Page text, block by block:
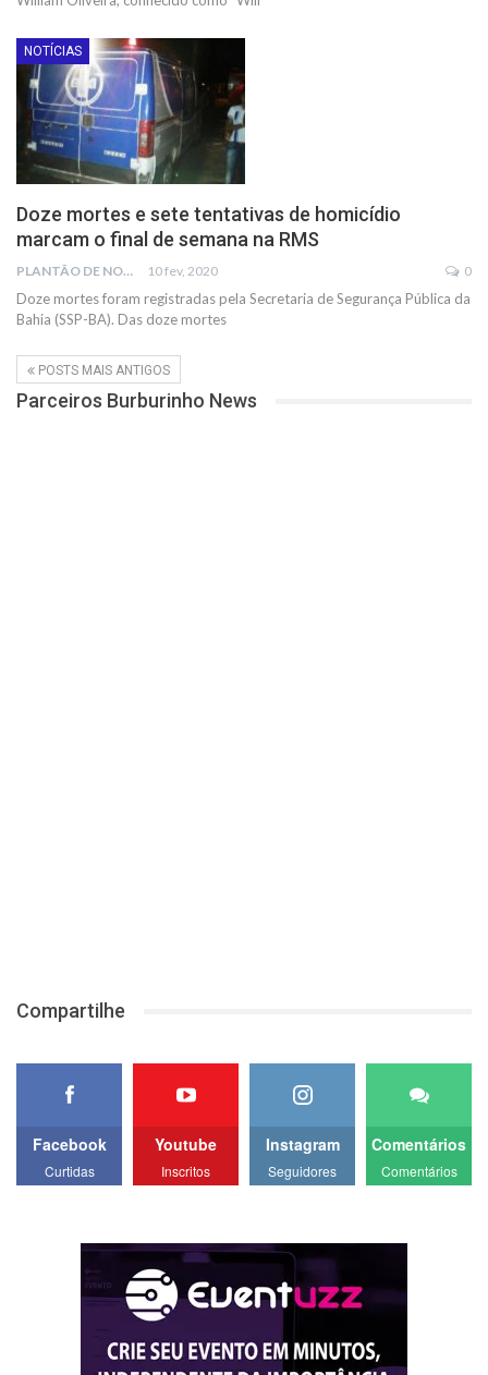
NOTÍCIAS
Doze mortes e sete tentativas de homicídio
marcam o final de semana na RMS
PLANTÃO DE NOTÍCIAS 10 fev, 2020 0
Doze mortes foram registradas pela Secretaria de Segurança Pública da
Bahia (SSP-BA). Das doze mortes
POSTS MAIS ANTIGOS
Parceiros Burburinho News
Compartilhe
Facebook
Curtidas
Youtube
Inscritos
Instagram
Seguidores
Comentários
Comentários